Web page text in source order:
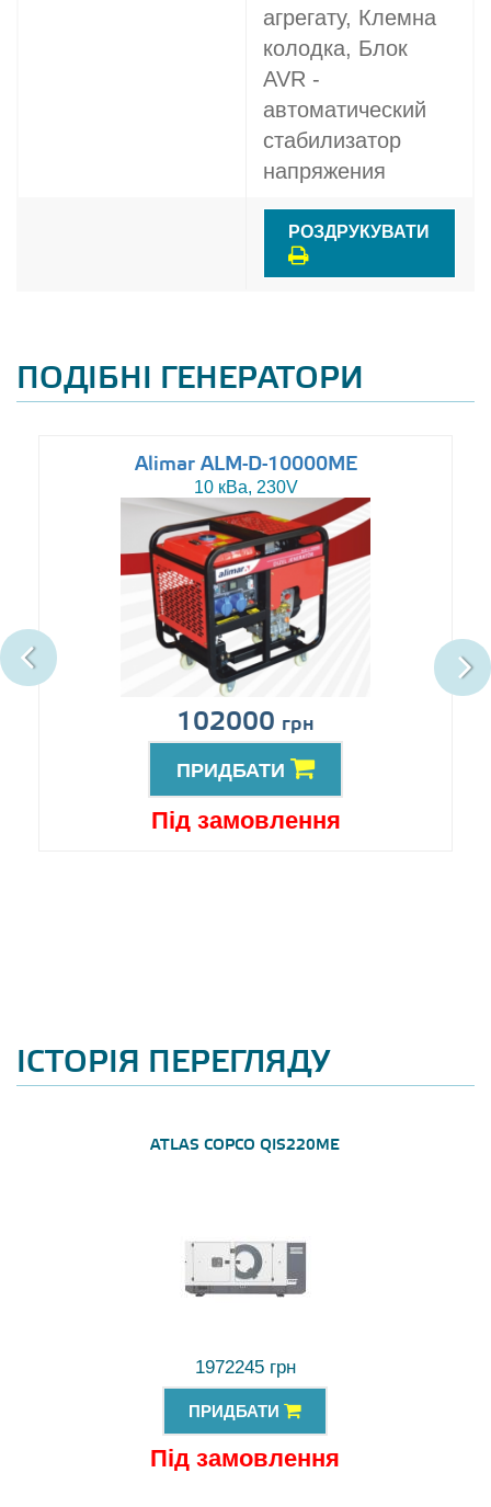
агрегату, Клемна
колодка, Блок
AVR -
автоматический
стабилизатор
напряжения
РОЗДРУКУВАТИ
ПОДІБНІ ГЕНЕРАТОРИ
Alimar ALM-D-10000ME
10 кВа, 230V
102000 грн
ПРИДБАТИ
Під замовлення
ІСТОРІЯ ПЕРЕГЛЯДУ
ATLAS COPCO QIS220ME
1972245 грн
ПРИДБАТИ
Під замовлення